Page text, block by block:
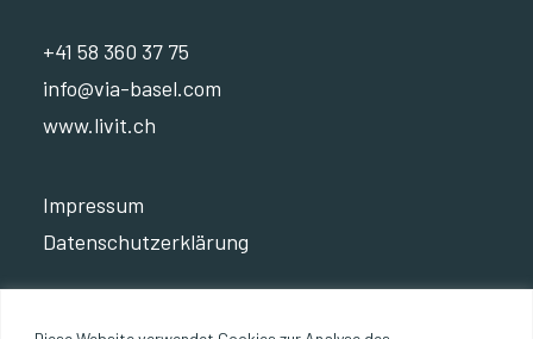
+41 58 360 37 75
info@via-basel.com
www.livit.ch
Impressum
Datenschutzerklärung